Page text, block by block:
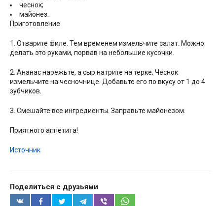
чеснок;
майонез.
Приготовление
1. Отварите филе. Тем временем измельчите салат. Можно
делать это руками, порвав на небольшие кусочки.
2. Ананас нарежьте, а сыр натрите на терке. Чеснок
измельчите на чесночнице. Добавьте его по вкусу от 1 до 4
зубчиков.
3. Смешайте все ингредиенты. Заправьте майонезом.
Приятного аппетита!
Источник
Поделиться с друзьями